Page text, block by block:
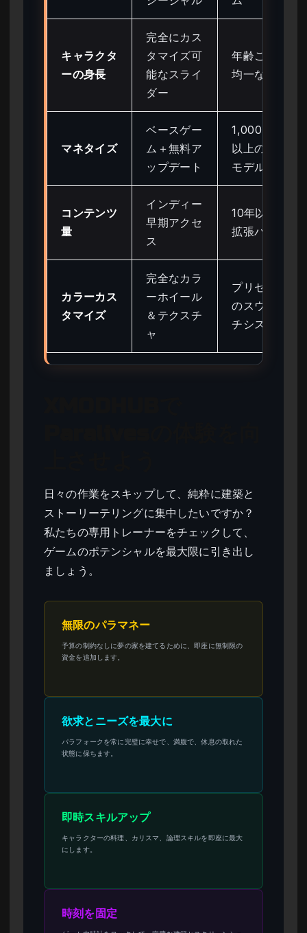
キャラクタ
ーの身長
完全にカス
タマイズ可
能なスライ
ダー
年齢ごとに
均一な身長
マネタイズ
ベースゲー
ム＋無料ア
ップデート
1,000ドル
以上のDLC
モデル
コンテンツ
量
インディー
早期アクセ
ス
10年以上の
拡張パック
カラーカス
タマイズ
完全なカラ
ーホイール
＆テクスチ
ャ
プリセット
のスウォッ
チシステム
日々の作業をスキップして、純粋に建築と
ストーリーテリングに集中したいですか？
私たちの専用トレーナーをチェックして、
ゲームのポテンシャルを最大限に引き出し
ましょう。
無限のパラマネー
予算の制約なしに夢の家を建てるために、即座に無制限の
資金を追加します。
欲求とニーズを最大に
パラフォークを常に完璧に幸せで、満腹で、休息の取れた
状態に保ちます。
即時スキルアップ
キャラクターの料理、カリスマ、論理スキルを即座に最大
にします。
時刻を固定